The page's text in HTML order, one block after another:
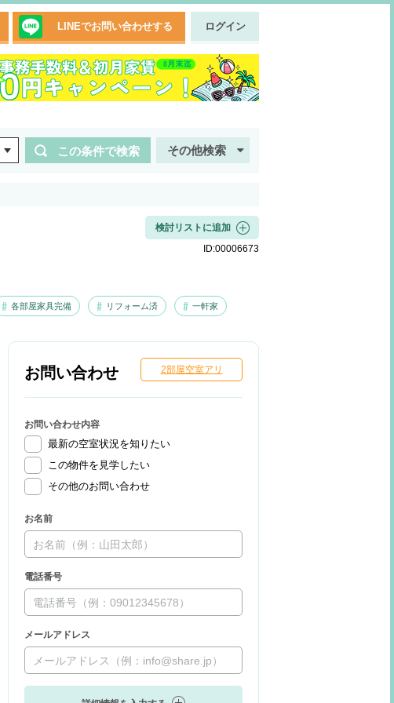
LINEでお問い合わせする ログイン
この条件で検索 その他検索
各部屋家具完備 リフォーム済 一軒家
検討リストに追加
ID:00006673
お問い合わせ 2部屋空室アリ
お問い合わせ内容
最新の空室状況を知りたい
この物件を見学したい
その他のお問い合わせ
お名前
電話番号
メールアドレス